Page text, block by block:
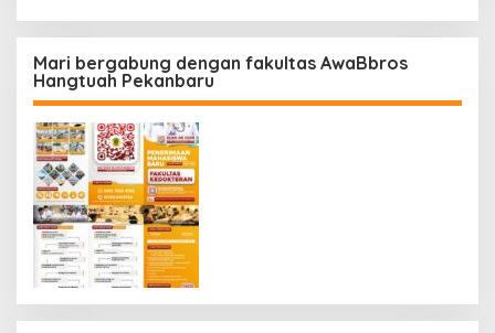
Mari bergabung dengan fakultas AwaBbros
Hangtuah Pekanbaru